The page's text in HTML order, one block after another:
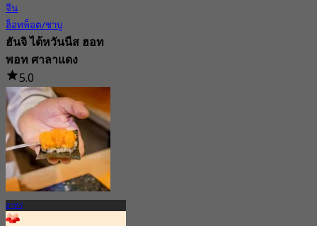
จีน
ฮ็อทพ็อต/ชาบู
ฮันจิ ไต้หวันนีส ฮอท
พอท ศาลาแดง
5.0
29 การจอง
จาก฿ 812.5
สาทร